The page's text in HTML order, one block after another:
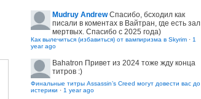
Mudruy Andrew Спасибо, бсходил как
писали в коментах в Вайтран, где есть зал
мертвых. Спасибо с 2025 года)
Как вылечиться (избавиться) от вампиризма в Skyrim · 1
year ago
Bahatron Привет из 2024 тоже жду конца
титров :)
Финальные титры Assassin’s Creed могут довести вас до
истерики · 1 year ago